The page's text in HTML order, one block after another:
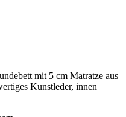
mit 5 cm Matratze aus
Kunstleder, innen